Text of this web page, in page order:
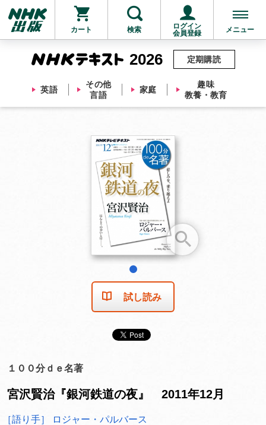
カート 検索
ログイン
会員登録
メニュー
2026
英語
その他
言語
家庭
趣味
教養・教育
定期購読
他にも商品を買う
試し読み
１００分ｄｅ名著
宮沢賢治『銀河鉄道の夜』 2011年12月
［語り手］ ロジャー・パルバース